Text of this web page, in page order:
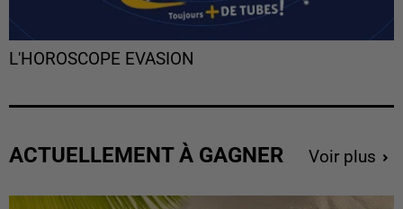
L'HOROSCOPE EVASION
ACTUELLEMENT À GAGNER Voir plus